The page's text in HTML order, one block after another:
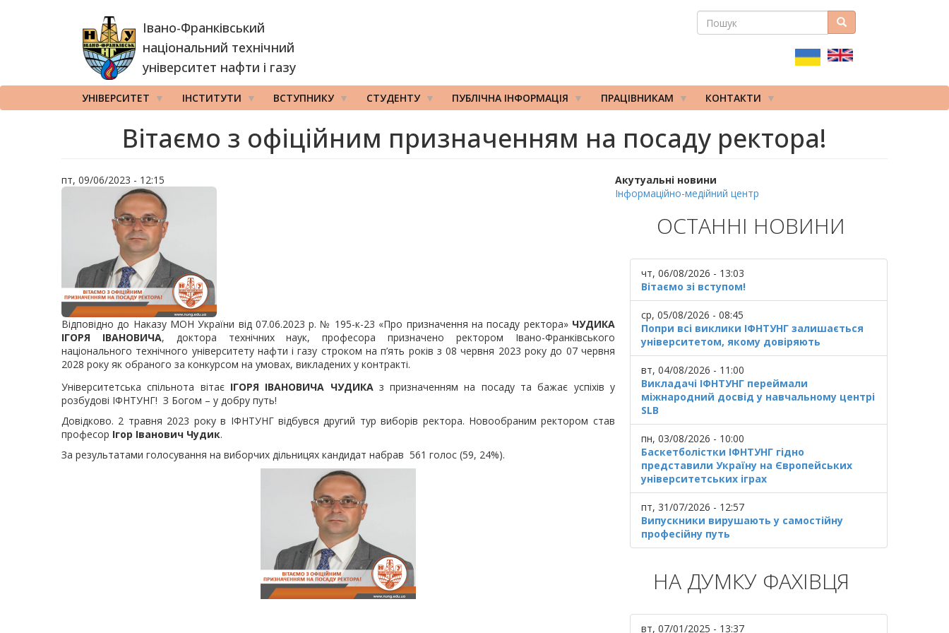
Івано-Франківський
національний технічний
університет нафти і газу
ПОШУКОВА
ПОШУК Пошук
УНІВЕРСИТЕТ ІНСТИТУТИ ВСТУПНИКУ СТУДЕНТУ ПУБЛІЧНА ІНФОРМАЦІЯ ПРАЦІВНИКАМ КОНТАКТИ
Вітаємо з офіційним призначенням на посаду ректора!
пт, 09/06/2023 - 12:15
Відповідно до Наказу МОН України від 07.06.2023 р. № 195-к-23 «Про призначення на посаду ректора» ЧУДИКА
ІГОРЯ ІВАНОВИЧА, доктора технічних наук, професора призначено ректором Івано-Франківського
національного технічного університету нафти і газу строком на п’ять років з 08 червня 2023 року до 07 червня
2028 року як обраного за конкурсом на умовах, викладених у контракті.
Університетська спільнота вітає ІГОРЯ ІВАНОВИЧА ЧУДИКАз призначенням на посаду та бажає успіхів у
розбудові ІФНТУНГ! З Богом – у добру путь!
Довідково. 2 травня 2023 року в ІФНТУНГ відбувся другий тур виборів ректора. Новообраним ректором став
професор Ігор Іванович Чудик.
За результатами голосування на виборчих дільницях кандидат набрав 561 голос (59, 24%).
Акутуальні новини
Інформаційно-медійний центр
ОСТАННІ НОВИНИ
чт, 06/08/2026 - 13:03
Вітаємо зі вступом!
ср, 05/08/2026 - 08:45
Попри всі виклики ІФНТУНГ залишається
університетом, якому довіряють
вт, 04/08/2026 - 11:00
Викладачі ІФНТУНГ переймали
міжнародний досвід у навчальному центрі
SLB
пн, 03/08/2026 - 10:00
Баскетболістки ІФНТУНГ гідно
представили Україну на Європейських
університетських іграх
пт, 31/07/2026 - 12:57
Випускники вирушають у самостійну
професійну путь
НА ДУМКУ ФАХІВЦЯ
вт, 07/01/2025 - 13:37